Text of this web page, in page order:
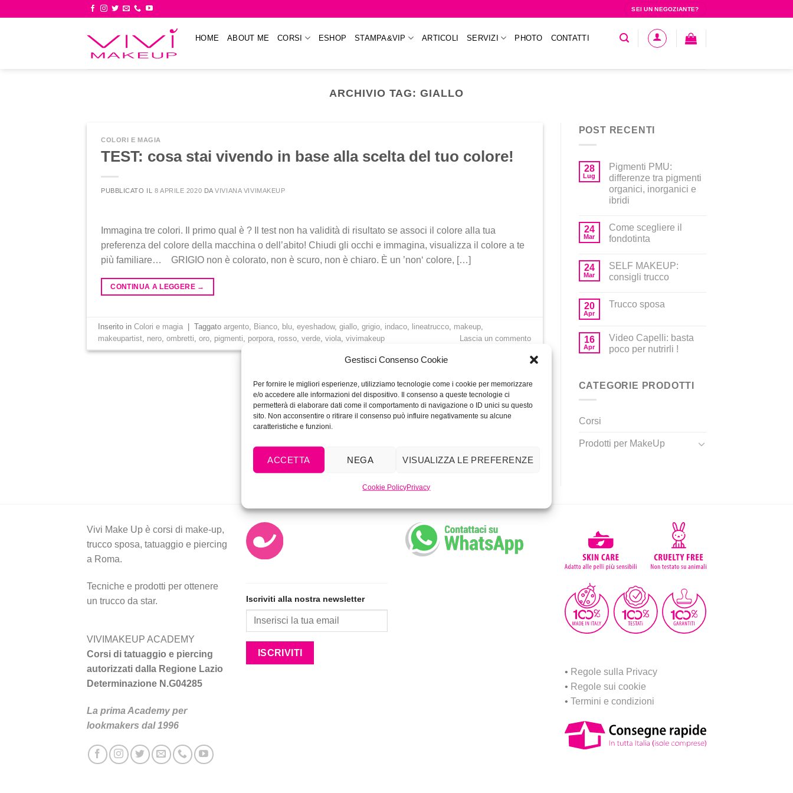
Gestisci Consenso Cookie
Per fornire le migliori esperienze, utilizziamo tecnologie come i cookie per memorizzare
e/o accedere alle informazioni del dispositivo. Il consenso a queste tecnologie ci
permetterà di elaborare dati come il comportamento di navigazione o ID unici su questo
sito. Non acconsentire o ritirare il consenso può influire negativamente su alcune
caratteristiche e funzioni.
ACCETTA NEGA VISUALIZZA LE PREFERENZE
Cookie PolicyPrivacy
SEI UN NEGOZIANTE?
HOME ABOUT ME CORSI ESHOP STAMPA&VIP ARTICOLI SERVIZI PHOTO CONTATTI
ARCHIVIO TAG:GIALLO
COLORI E MAGIA
TEST: cosa stai vivendo in base alla scelta del tuo colore!
PUBBLICATO IL 8 APRILE 2020 DAVIVIANA VIVIMAKEUP
Immagina tre colori. Il primo qual è ? Il test non ha validità di risultato se associ il colore alla tua
preferenza del colore della macchina o dell’abito! Chiudi gli occhi e immagina, visualizza il colore a te
più familiare… GRIGIO non è colorato, non è scuro, non è chiaro. È un ’non‘ colore, […]
CONTINUA A LEGGERE →
Inserito inColori e magia Taggatoargento, Bianco, blu,eyeshadow,giallo,grigio, indaco, lineatrucco, makeup,
makeupartist, nero,ombretti,oro, pigmenti, porpora, rosso,verde,viola,vivimakeup Lascia un commento
POST RECENTI
28
Lug
Pigmenti PMU:
differenze tra pigmenti
organici, inorganici e
ibridi
24
Mar
Come scegliere il
fondotinta
24
Mar
SELF MAKEUP:
consigli trucco
20
Apr
Trucco sposa
16
Apr
Video Capelli: basta
poco per nutrirli !
CATEGORIE PRODOTTI
Corsi
Prodotti per MakeUp
Vivi Make Up è corsi di make-up,
trucco sposa, tatuaggio e piercing
a Roma.
Tecniche e prodotti per ottenere
un trucco da star.
VIVIMAKEUP ACADEMY
Corsi di tatuaggio e piercing
autorizzati dalla Regione Lazio
Determinazione N.G04285
La prima Academy per
lookmakers dal 1996
Iscriviti alla nostra newsletter
• Regole sulla Privacy
• Regole sui cookie
• Termini e condizioni